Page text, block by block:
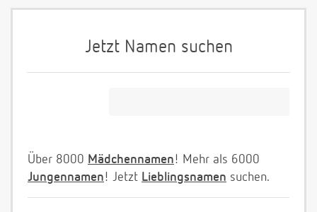
Jetzt Namen suchen
Über 8000 Mädchennamen! Mehr als 6000
Jungennamen! Jetzt Lieblingsnamen suchen.